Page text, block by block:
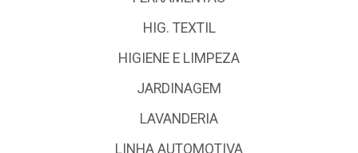
HIG. TEXTIL
HIGIENE E LIMPEZA
JARDINAGEM
LAVANDERIA
LINHA AUTOMOTIVA